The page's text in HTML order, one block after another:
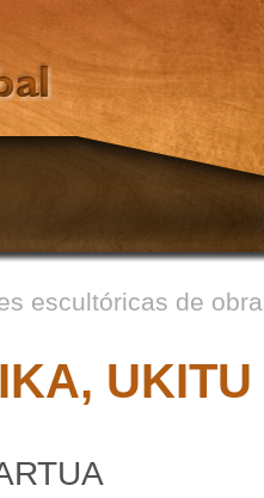
escultóricas de